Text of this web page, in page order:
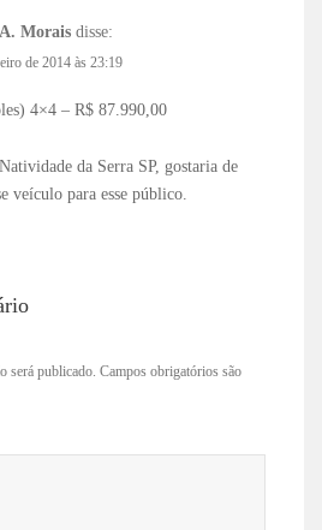
Morais disse:
de 2014 às 23:19
4×4 – R$ 87.990,00
da Serra SP, gostaria de
veículo para esse público.
será publicado. Campos obrigatórios são